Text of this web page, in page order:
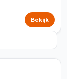
Bekijk